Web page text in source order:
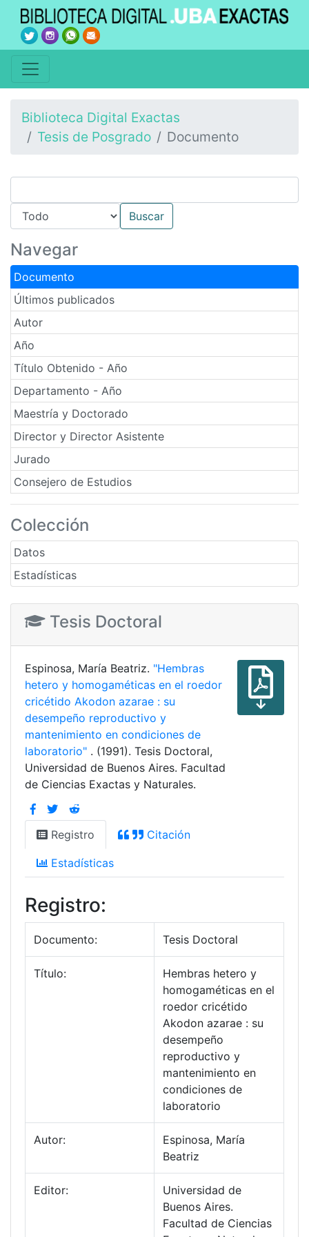
Biblioteca Digital Exactas
Tesis de Posgrado
Documento
Navegar
Documento
Últimos publicados
Autor
Año
Título Obtenido - Año
Departamento - Año
Maestría y Doctorado
Director y Director Asistente
Jurado
Consejero de Estudios
Colección
Datos
Estadísticas
Tesis Doctoral
Espinosa, María Beatriz. "Hembras
hetero y homogaméticas en el roedor
cricétido Akodon azarae : su
desempeño reproductivo y
mantenimiento en condiciones de
laboratorio" . (1991). Tesis Doctoral,
Universidad de Buenos Aires. Facultad
de Ciencias Exactas y Naturales.
Registro Citación
Estadísticas
Registro:
Documento: Tesis Doctoral
Título:
Hembras hetero y
homogaméticas en el
roedor cricétido
Akodon azarae : su
desempeño
reproductivo y
mantenimiento en
condiciones de
laboratorio
Autor:
Espinosa, María
Beatriz
Editor:
Universidad de
Buenos Aires.
Facultad de Ciencias